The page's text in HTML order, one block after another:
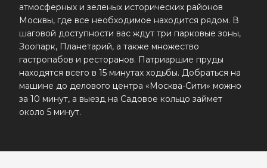
атмосферных и зеленых исторических районов
Москвы, где все необходимое находится рядом. В
шаговой доступности вас ждут три парковые зоны,
Зоопарк, Планетарий, а также множество
гастропабов и ресторанов. Патриаршие пруды
находятся всего в 15 минутах ходьбы. Добраться на
машине до делового центра «Москва-Сити» можно
за 10 минут, а выезд на Садовое кольцо займет
около 5 минут.